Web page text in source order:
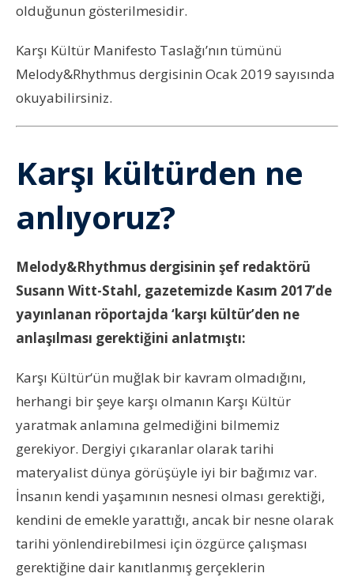
olduğunun gösterilmesidir.
Karşı Kültür Manifesto Taslağı’nın tümünü
Melody&Rhythmus dergisinin Ocak 2019 sayısında
okuyabilirsiniz.
Karşı kültürden ne
anlıyoruz?
Melody&Rhythmus dergisinin şef redaktörü
Susann Witt-Stahl, gazetemizde Kasım 2017’de
yayınlanan röportajda ‘karşı kültür’den ne
anlaşılması gerektiğini anlatmıştı:
Karşı Kültür‘ün muğlak bir kavram olmadığını,
herhangi bir şeye karşı olmanın Karşı Kültür
yaratmak anlamına gelmediğini bilmemiz
gerekiyor. Dergiyi çıkaranlar olarak tarihi
materyalist dünya görüşüyle iyi bir bağımız var.
İnsanın kendi yaşamının nesnesi olması gerektiği,
kendini de emekle yarattığı, ancak bir nesne olarak
tarihi yönlendirebilmesi için özgürce çalışması
gerektiğine dair kanıtlanmış gerçeklerin